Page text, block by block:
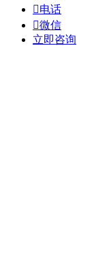
电话
微信
立即咨询